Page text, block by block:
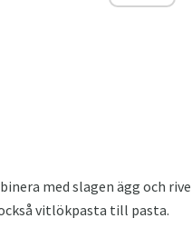
med slagen ägg och
vitlökpasta till pasta.